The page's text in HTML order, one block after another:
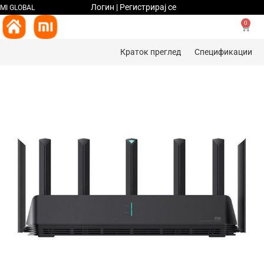
MI GLOBAL Логин | Регистрирај се
0
Краток преглед Спецификации